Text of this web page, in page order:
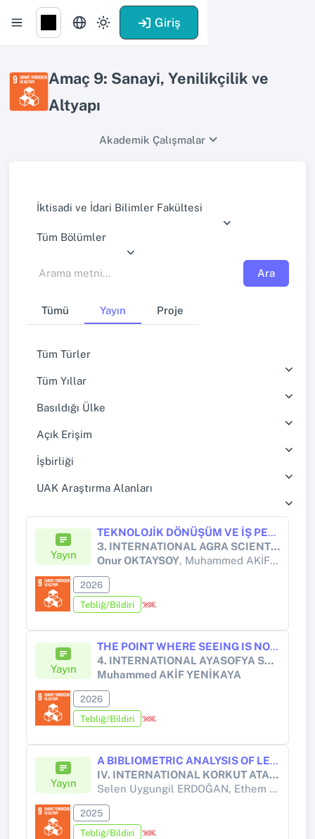
Giriş
Amaç 9: Sanayi, Yenilikçilik ve
Altyapı
Akademik Çalışmalar
İktisadi ve İdari Bilimler Fakültesi
Tüm Bölümler
Ara
Tümü Yayın Proje
Tüm Türler
Tüm Yıllar
Basıldığı Ülke
Açık Erişim
İşbirliği
UAK Araştırma Alanları
Yayın
TEKNOLOJİK DÖNÜŞÜM VE İŞ PERFORMANSI: META-ANALİTİK BİR DEĞERLENDİRME
3. INTERNATIONAL AGRA SCIENTIFIC RESEARCHES AND INNOVATION CONGRESS
Onur OKTAYSOY, Muhammed AKİF YENİKAYA, Ethem TOPÇUOĞLU
2026
Tebliğ/Bildiri
Yayın
THE POINT WHERE SEEING IS NO LONGER BELIEVING: THE EPISTEMIC UNCERTAINTY OF REALISTIC VIDEOS PRODUCED BY ARTIFICIAL INTELLIGENCE
4. INTERNATIONAL AYASOFYA SCIENTIFIC RESEARCHES AND INNOVATION CONGRESS
Muhammed AKİF YENİKAYA
2026
Tebliğ/Bildiri
Yayın
A BIBLIOMETRIC ANALYSIS OF LEADERSHIP AND INNOVATIVE WORK BEHAVIOR
IV. INTERNATIONAL KORKUT ATA SCIENTIFIC RESEARCHES CONFERENCE
Selen Uygungil ERDOĞAN, Ethem TOPÇUOĞLU,
2025
Tebliğ/Bildiri